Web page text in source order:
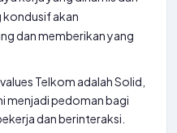
kondusif akan
dan memberikan yang
Telkom adalah Solid,
menjadi pedoman bagi
dan berinteraksi.